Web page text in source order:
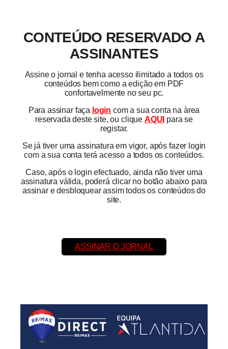
CONTEÚDO RESERVADO A
ASSINANTES
Assine o jornal e tenha acesso ilimitado a todos os
conteúdos bem como a edição em PDF
confortavelmente no seu pc.
Para assinar faça login com a sua conta na àrea
reservada deste site, ou clique AQUI para se
registar.
Se já tiver uma assinatura em vigor, após fazer login
com a sua conta terá acesso a todos os conteúdos.
Caso, após o login efectuado, ainda não tiver uma
assinatura válida, poderá clicar no botão abaixo para
assinar e desbloquear assim todos os conteúdos do
site.
ASSINAR O JORNAL